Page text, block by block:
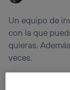
Un equipo de
con la que
quieras.
veces.